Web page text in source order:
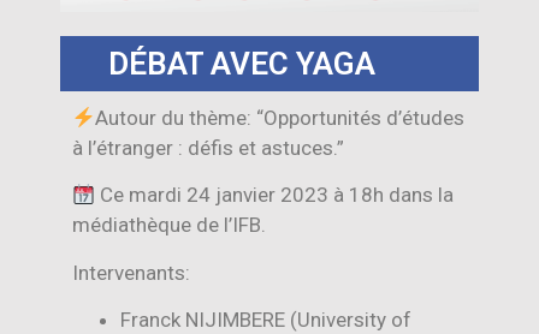
DÉBAT AVEC YAGA
Autour du thème: “Opportunités d’études
à l’étranger : défis et astuces.”
Ce mardi 24 janvier 2023 à 18h dans la
médiathèque de l’IFB.
Intervenants:
Franck NIJIMBERE (University of